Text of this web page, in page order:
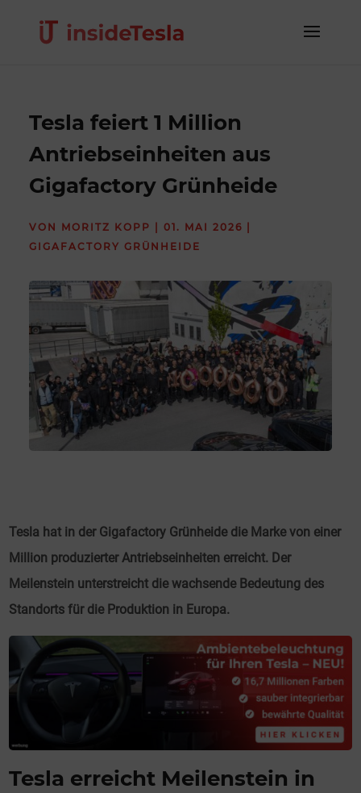
Tesla feiert 1 Million
Antriebseinheiten aus
Gigafactory Grünheide
VON MORITZ KOPP |01. MAI 2026
GIGAFACTORY GRÜNHEIDE
Tesla hat in der Gigafactory Grünheide die Marke von einer
Million produzierter Antriebseinheiten erreicht. Der
Meilenstein unterstreicht die wachsende Bedeutung des
Standorts für die Produktion in Europa.
Tesla erreicht Meilenstein in